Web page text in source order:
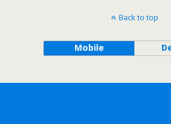
Back to top
Mobile